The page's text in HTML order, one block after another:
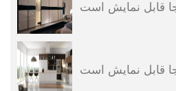
قابل نمایش است
قابل نمایش است